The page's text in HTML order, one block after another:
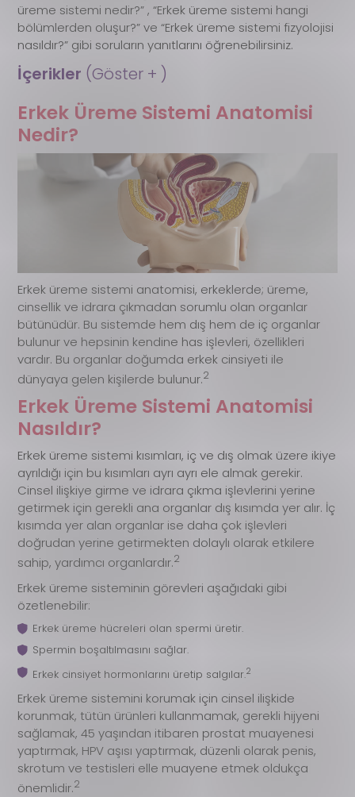
üreme sistemi nedir?” , “Erkek üreme sistemi hangi
bölümlerden oluşur?” ve “Erkek üreme sistemi fizyolojisi
nasıldır?” gibi soruların yanıtlarını öğrenebilirsiniz.
İçerikler (Göster + )
Erkek Üreme Sistemi Anatomisi
Nedir?
Erkek üreme sistemi anatomisi, erkeklerde; üreme,
cinsellik ve idrara çıkmadan sorumlu olan organlar
bütünüdür. Bu sistemde hem dış hem de iç organlar
bulunur ve hepsinin kendine has işlevleri, özellikleri
vardır. Bu organlar doğumda erkek cinsiyeti ile
dünyaya gelen kişilerde bulunur.2
Erkek Üreme Sistemi Anatomisi
Nasıldır?
Erkek üreme sistemi kısımları, iç ve dış olmak üzere ikiye
ayrıldığı için bu kısımları ayrı ayrı ele almak gerekir.
Cinsel ilişkiye girme ve idrara çıkma işlevlerini yerine
getirmek için gerekli ana organlar dış kısımda yer alır. İç
kısımda yer alan organlar ise daha çok işlevleri
doğrudan yerine getirmekten dolaylı olarak etkilere
sahip, yardımcı organlardır.2
Erkek üreme sisteminin görevleri aşağıdaki gibi
özetlenebilir:
Erkek üreme hücreleri olan spermi üretir.
Spermin boşaltılmasını sağlar.
Erkek cinsiyet hormonlarını üretip salgılar.2
Erkek üreme sistemini korumak için cinsel ilişkide
korunmak, tütün ürünleri kullanmamak, gerekli hijyeni
sağlamak, 45 yaşından itibaren prostat muayenesi
yaptırmak, HPV aşısı yaptırmak, düzenli olarak penis,
skrotum ve testisleri elle muayene etmek oldukça
önemlidir.2